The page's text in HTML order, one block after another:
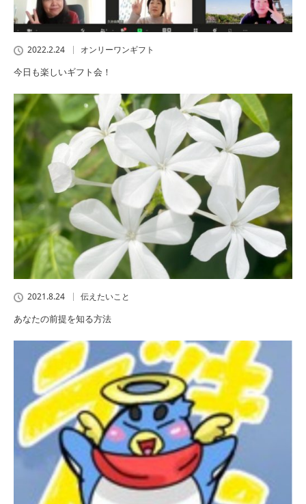
2022.2.24 オンリーワンギフト
今日も楽しいギフト会！
2021.8.24 伝えたいこと
あなたの前提を知る方法